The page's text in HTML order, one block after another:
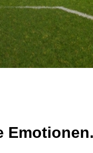
Emotionen.